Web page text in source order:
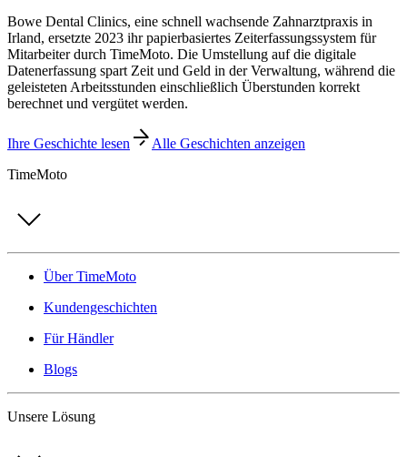
Bowe Dental Clinics, eine schnell wachsende Zahnarztpraxis in
Irland, ersetzte 2023 ihr papierbasiertes Zeiterfassungssystem für
Mitarbeiter durch TimeMoto. Die Umstellung auf die digitale
Datenerfassung spart Zeit und Geld in der Verwaltung, während die
geleisteten Arbeitsstunden einschließlich Überstunden korrekt
berechnet und vergütet werden.
Ihre Geschichte lesen
Alle Geschichten anzeigen
TimeMoto
Über TimeMoto
Kundengeschichten
Für Händler
Blogs
Unsere Lösung